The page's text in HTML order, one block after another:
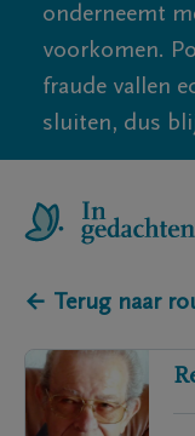
onderneemt
voorkomen.
fraude vallen
sluiten, dus
← Terug naar